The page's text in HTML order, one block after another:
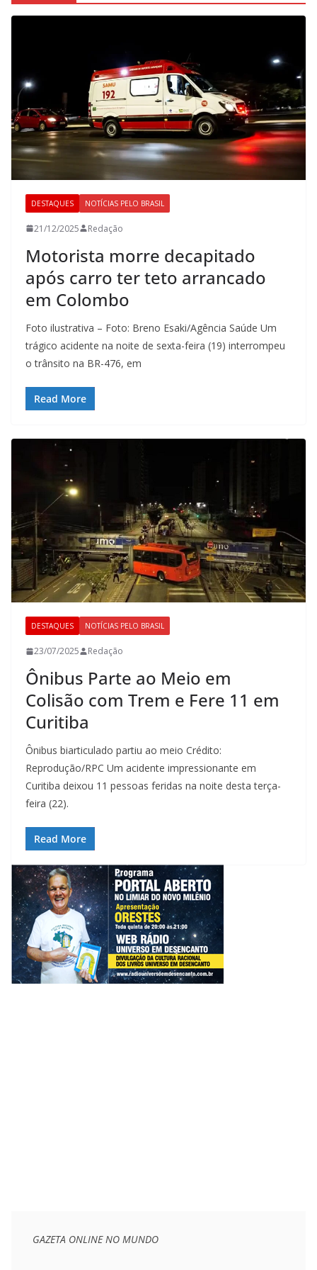
DESTAQUES NOTÍCIAS PELO BRASIL
21/12/2025 Redação
Motorista morre decapitado
após carro ter teto arrancado
em Colombo
Foto ilustrativa – Foto: Breno Esaki/Agência Saúde Um
trágico acidente na noite de sexta-feira (19) interrompeu
o trânsito na BR-476, em
Read More
DESTAQUES NOTÍCIAS PELO BRASIL
23/07/2025 Redação
Ônibus Parte ao Meio em
Colisão com Trem e Fere 11 em
Curitiba
Ônibus biarticulado partiu ao meio Crédito:
Reprodução/RPC Um acidente impressionante em
Curitiba deixou 11 pessoas feridas na noite desta terça-
feira (22).
Read More
GAZETA ONLINE NO MUNDO